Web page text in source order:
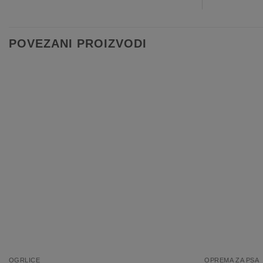
POVEZANI PROIZVODI
OGRLICE OPREMA ZA PSA